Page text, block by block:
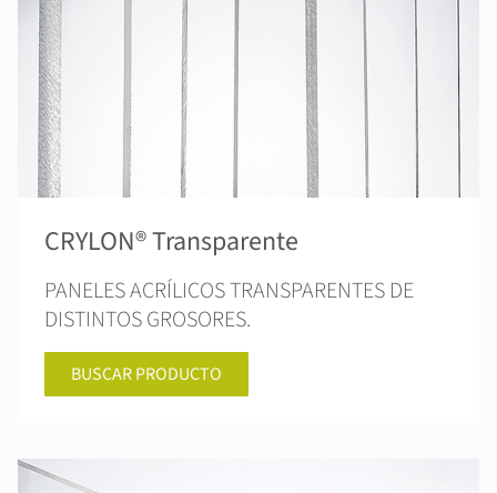
CRYLON® Transparente
PANELES ACRÍLICOS TRANSPARENTES DE
DISTINTOS GROSORES.
BUSCAR PRODUCTO